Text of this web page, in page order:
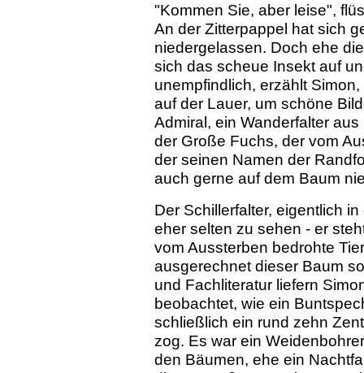
"Kommen Sie, aber leise",
An der Zitterpappel hat sich
niedergelassen. Doch ehe
sich das scheue Insekt auf
unempfindlich, erzählt
auf der Lauer, um schöne
Admiral, ein Wanderfalter
der Große Fuchs, der vom
der seinen Namen der
auch gerne auf dem Baum
Der Schillerfalter, eigentlich
eher selten zu sehen - er
vom Aussterben bedrohte
ausgerechnet dieser Baum
und Fachliteratur liefern
beobachtet, wie ein
schließlich ein rund zehn
zog. Es war ein
den Bäumen, ehe ein